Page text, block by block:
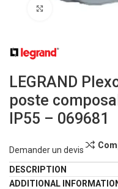
Click to enlarge
LEGRAND
poste
IP55 – 069681
Demander un devis
DESCRIPTION
ADDITIONAL